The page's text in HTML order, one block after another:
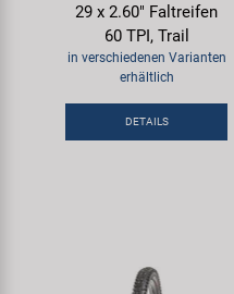
29 x 2.60" Faltreifen
60 TPI, Trail
in verschiedenen Varianten
erhältlich
DETAILS